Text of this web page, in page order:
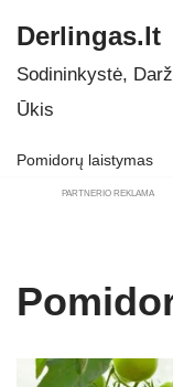
Skip
to
Derlingas.lt
Sodininkystė,
Ūkis
Pomidorų laistymas
PARTNERIO REKLAMA